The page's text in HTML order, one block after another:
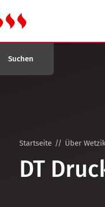
Suchen
Startseite Über
DT